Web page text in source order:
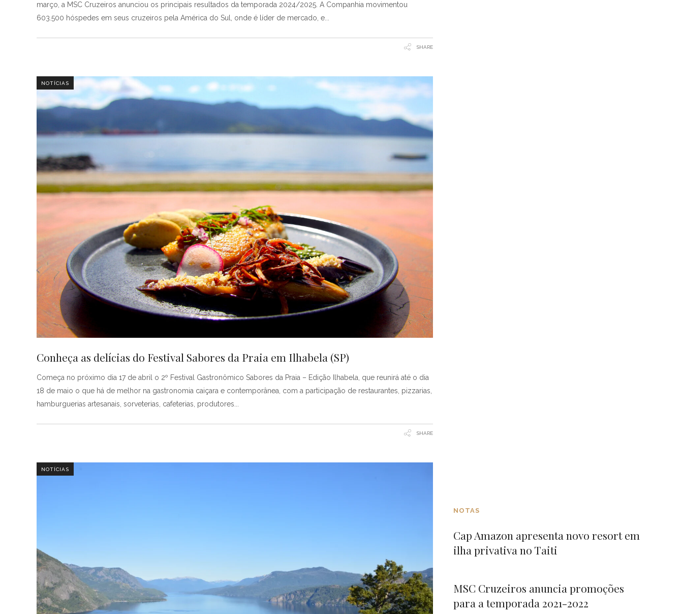
março, a MSC Cruzeiros anunciou os principais resultados da temporada 2024/2025. A Companhia movimentou
603.500 hóspedes em seus cruzeiros pela América do Sul, onde é líder de mercado, e
SHARE
NOTÍCIAS
Conheça as delícias do Festival Sabores da Praia em Ilhabela (SP)
Começa no próximo dia 17 de abril o 2º Festival Gastronômico Sabores da Praia – Edição Ilhabela, que reunirá até o dia
18 de maio o que há de melhor na gastronomia caiçara e contemporânea, com a participação de restaurantes, pizzarias,
hamburguerias artesanais, sorveterias, cafeterias, produtores
SHARE
NOTÍCIAS
NOTAS
Cap Amazon apresenta novo resort em
ilha privativa no Taiti
MSC Cruzeiros anuncia promoções
para a temporada 2021-2022